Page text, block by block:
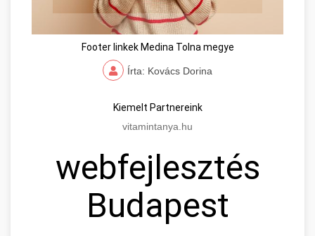
Footer linkek Medina Tolna megye
Írta: Kovács Dorina
Kiemelt Partnereink
vitamintanya.hu
webfejlesztés
Budapest